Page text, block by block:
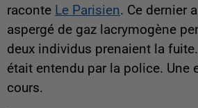
raconte Le Parisien. Ce dernier
aspergé de gaz lacrymogène
deux individus prenaient la
était entendu par la police. Une
cours.